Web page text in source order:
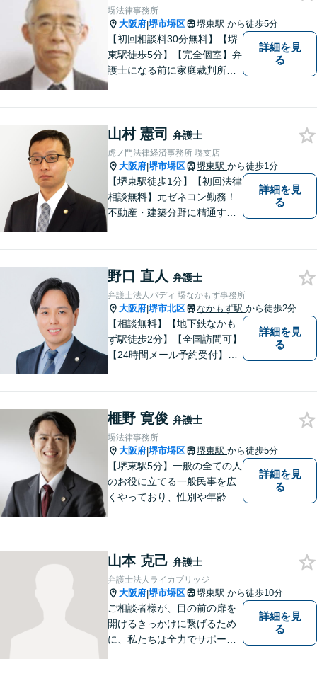
堺法律事務所
大阪府|堺市堺区 堺東駅 から徒歩5分
【初回相談料30分無料】【堺
東駅徒歩5分】【完全個室】弁
護士になる前に家庭裁判所で
ので、家庭裁判所の事件を中
心に丁寧に対応したいと思っ
ています。
詳細を見
る
山村 憲司 弁護士
虎ノ門法律経済事務所 堺支店
大阪府|堺市堺区 堺東駅 から徒歩1分
【堺東駅徒歩1分】【初回法律
相談無料】元ゼネコン勤務！
不動産・建築分野に精通する
す！全国の支店ネットワーク
を活かし、迅速な解決を目指
します。【夜間土日祝可】
詳細を見
る
野口 直人 弁護士
弁護士法人バディ 堺なかもず事務所
大阪府|堺市北区 なかもず駅 から徒歩2分
【相談無料】【地下鉄なかも
ず駅徒歩2分】【全国訪問可】
【24時間メール予約受付】
ます。
詳細を見
る
榧野 寛俊 弁護士
堺法律事務所
大阪府|堺市堺区 堺東駅 から徒歩5分
【堺東駅5分】一般の全ての人
のお役に立てる一般民事を広
くやっており、性別や年齢を
摯に寄り添い、困難な問題に
も粘り強く対峙して、信頼を
積み重ねていきたいと考えて
います。
詳細を見
る
山本 克己 弁護士
弁護士法人ライカブリッジ
大阪府|堺市堺区 堺東駅 から徒歩10分
ご相談者様が、目の前の扉を
開けるきっかけに繋げるため
に、私たちは全力でサポート
詳細を見
る